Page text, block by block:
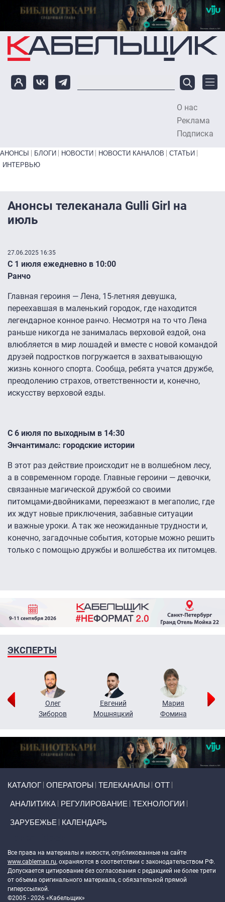
Перейти к основному содержанию
О нас
Реклама
Подписка
Primary links bottom
АНОНСЫ БЛОГИ НОВОСТИ НОВОСТИ КАНАЛОВ
СТАТЬИ
ИНТЕРВЬЮ
Анонсы телеканала Gulli Girl на
июль
27.06.2025 16:35
С 1 июля ежедневно в 10:00
Ранчо
Главная героиня — Лена, 15-летняя девушка,
переехавшая в маленький городок, где находится
легендарное конное ранчо. Несмотря на то что Лена
раньше никогда не занималась верховой ездой, она
влюбляется в мир лошадей и вместе с новой командой
друзей подростков погружается в захватывающую
жизнь конного спорта. Сообща, ребята учатся дружбе,
преодолению страхов, ответственности и, конечно,
искусству верховой езды.
С 6 июля по выходным в 14:30
Энчантималс: городские истории
В этот раз действие происходит не в волшебном лесу,
а в современном городе. Главные героини — девочки,
связанные магической дружбой со своими
питомцами-двойниками, переезжают в мегаполис, где
их ждут новые приключения, забавные ситуации
и важные уроки. А так же неожиданные трудности и,
конечно, загадочные события, которые можно решить
только с помощью дружбы и волшебства их питомцев.
ЭКСПЕРТЫ
Олег
Зиборов
Евгений
Мошняцкий
Мария
Фомина
КАТАЛОГ ОПЕРАТОРЫ ТЕЛЕКАНАЛЫ ОТТ
АНАЛИТИКА РЕГУЛИРОВАНИЕ ТЕХНОЛОГИИ
ЗАРУБЕЖЬЕ КАЛЕНДАРЬ
Все права на материалы и новости, опубликованные на сайте
www.cableman.ru, охраняются в соответствии с законодательством РФ.
Допускается цитирование без согласования с редакцией не более трети
от объема оригинального материала, с обязательной прямой
гиперссылкой.
©2005 - 2026 «Кабельщик»